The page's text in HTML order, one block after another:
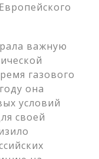
важную
газового
она
условий
своей